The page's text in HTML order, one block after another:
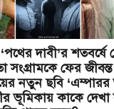
দাবী’র
সংগ্রামকে ফের
নতুন ছবি ‘এম্পারর
ভূমিকায় কাকে দেখা